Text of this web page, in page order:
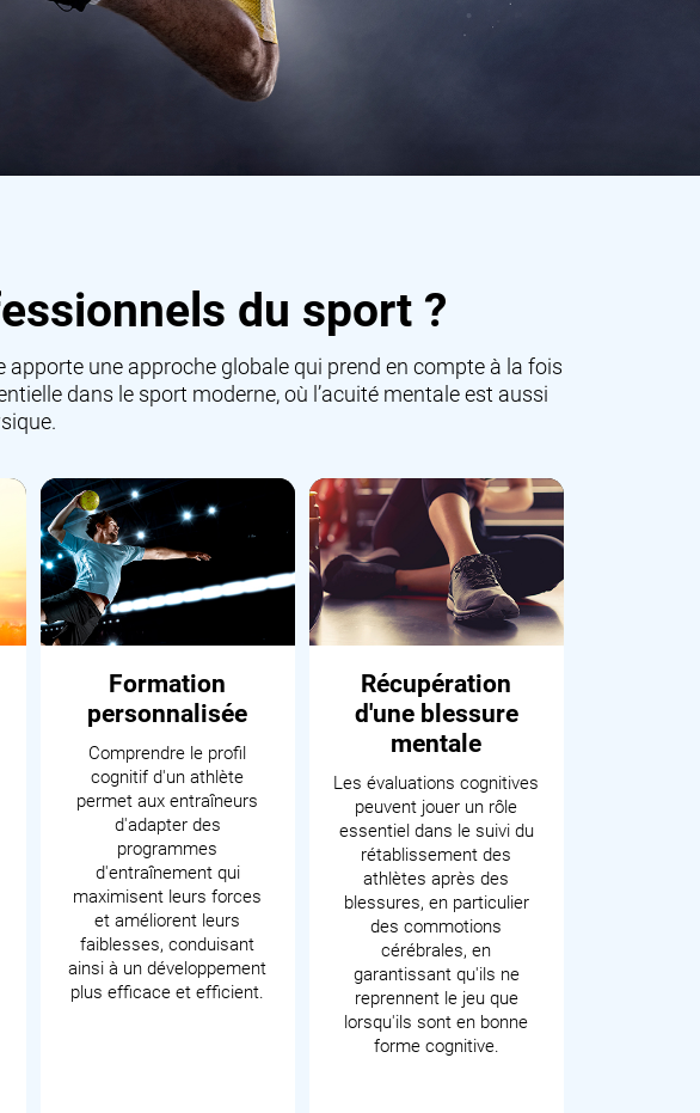
du sport ?
apporte une approche globale qui prend en compte à la fois
dans le sport moderne, où l’acuité mentale est aussi
Formation
personnalisée
Comprendre le profil
cognitif d'un athlète
permet aux entraîneurs
d'adapter des
programmes
d'entraînement qui
maximisent leurs forces
et améliorent leurs
faiblesses, conduisant
ainsi à un développement
plus efficace et efficient.
Récupération
d'une blessure
mentale
Les évaluations cognitives
peuvent jouer un rôle
essentiel dans le suivi du
rétablissement des
athlètes après des
blessures, en particulier
des commotions
cérébrales, en
garantissant qu'ils ne
reprennent le jeu que
lorsqu'ils sont en bonne
forme cognitive.